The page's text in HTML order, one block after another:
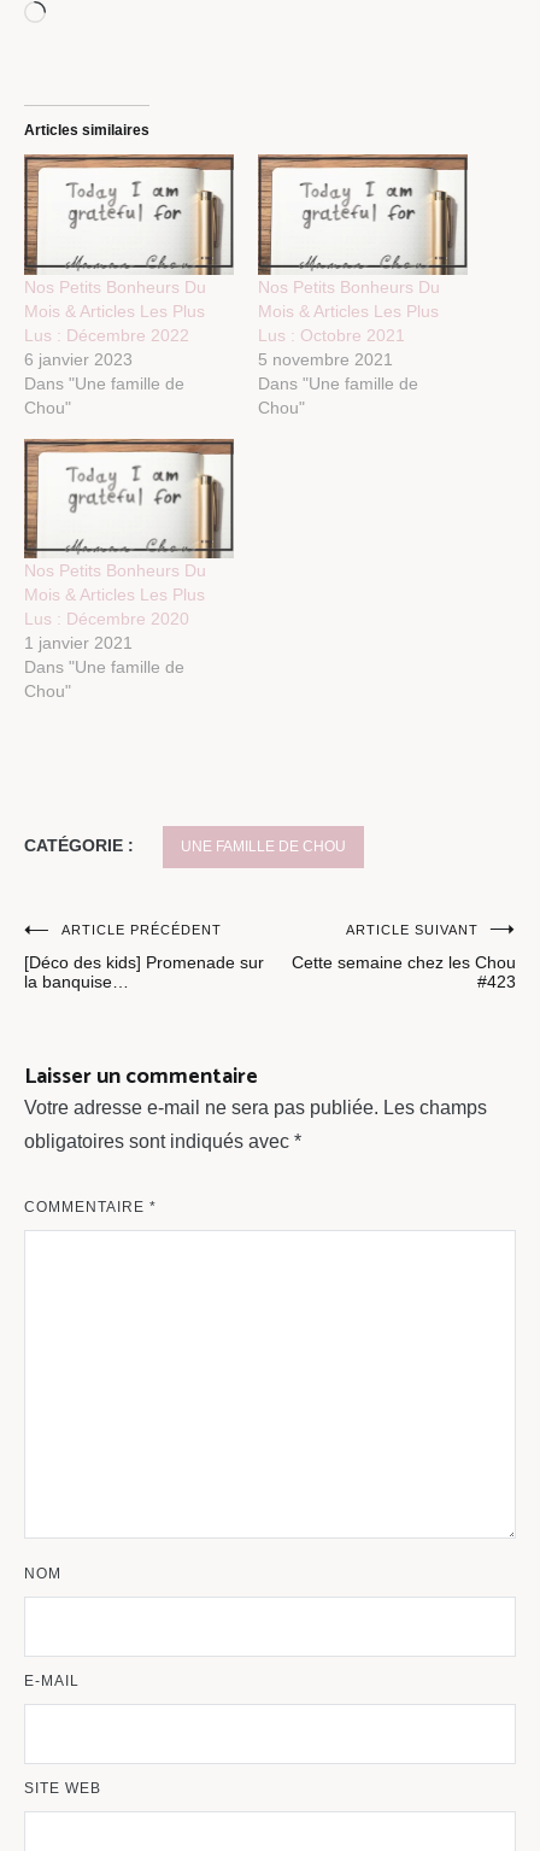
Chargement…
Articles similaires
Nos Petits Bonheurs Du
Mois & Articles Les Plus
Lus : Décembre 2022
6 janvier 2023
Dans "Une famille de
Chou"
Nos Petits Bonheurs Du
Mois & Articles Les Plus
Lus : Octobre 2021
5 novembre 2021
Dans "Une famille de
Chou"
Nos Petits Bonheurs Du
Mois & Articles Les Plus
Lus : Décembre 2020
1 janvier 2021
Dans "Une famille de
Chou"
CATÉGORIE : UNE FAMILLE DE CHOU
Navigation
de
ARTICLE PRÉCÉDENT
[Déco des kids] Promenade sur
la banquise…
ARTICLE SUIVANT
Cette semaine chez les Chou
#423
Laisser un commentaire
Votre adresse e-mail ne sera pas publiée. Les champs
obligatoires sont indiqués avec *
COMMENTAIRE *
NOM
E-MAIL
SITE WEB